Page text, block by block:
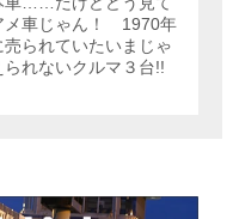
メ車じゃん！ 1970年
売られていたいまじゃ
られないクルマ３台!!